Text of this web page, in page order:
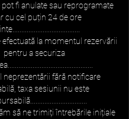
pot fi anulate sau reprogramate
cu cel puțin 24 de ore
efectuată la momentul rezervării
pentru a securiza
neprezentării fără notificare
taxa sesiunii nu este
să ne trimiți întrebările inițiale